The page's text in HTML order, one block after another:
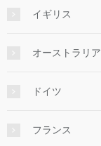
イギリス
オーストラリア
ドイツ
フランス